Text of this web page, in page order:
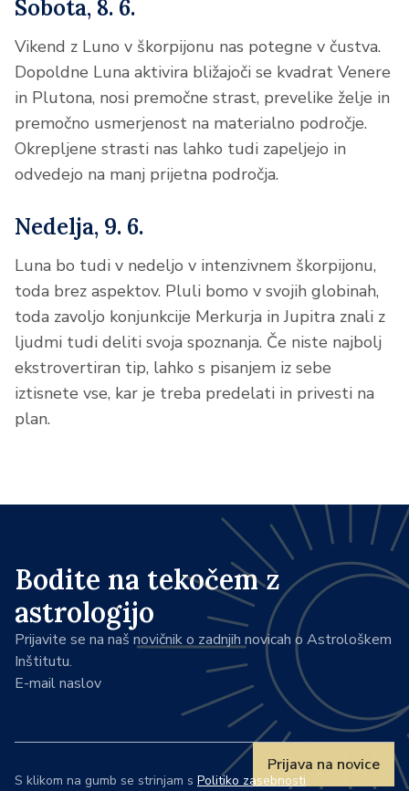
Sobota, 8. 6.
Vikend z Luno v škorpijonu nas potegne v čustva.
Dopoldne Luna aktivira bližajoči se kvadrat Venere
in Plutona, nosi premočne strast, prevelike želje in
premočno usmerjenost na materialno področje.
Okrepljene strasti nas lahko tudi zapeljejo in
odvedejo na manj prijetna področja.
Nedelja, 9. 6.
Luna bo tudi v nedeljo v intenzivnem škorpijonu,
toda brez aspektov. Pluli bomo v svojih globinah,
toda zavoljo konjunkcije Merkurja in Jupitra znali z
ljudmi tudi deliti svoja spoznanja. Če niste najbolj
ekstrovertiran tip, lahko s pisanjem iz sebe
iztisnete vse, kar je treba predelati in privesti na
plan.
Bodite na tekočem z
astrologijo
Prijavite se na naš novičnik o zadnjih novicah o Astrološkem
Inštitutu.
E-mail naslov
Prijava na novice
S klikom na gumb se strinjam s Politiko zasebnosti.